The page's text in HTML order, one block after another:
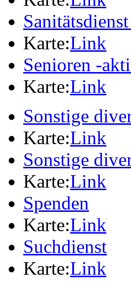
Karte:Link
Senioren -
Karte:Link
Sonstige
Karte:Link
Sonstige
Karte:Link
Spenden
Karte:Link
Suchdienst
Karte:Link